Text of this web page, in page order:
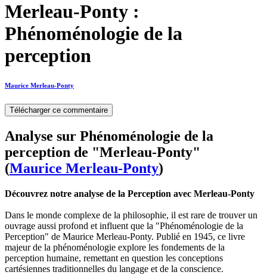
Merleau-Ponty :
Phénoménologie de la
perception
Maurice Merleau-Ponty
Télécharger ce commentaire
Analyse sur Phénoménologie de la
perception de "Merleau-Ponty"
(Maurice Merleau-Ponty)
Découvrez notre analyse de la Perception avec Merleau-Ponty
Dans le monde complexe de la philosophie, il est rare de trouver un
ouvrage aussi profond et influent que la "Phénoménologie de la
Perception" de Maurice Merleau-Ponty. Publié en 1945, ce livre
majeur de la phénoménologie explore les fondements de la
perception humaine, remettant en question les conceptions
cartésiennes traditionnelles du langage et de la conscience.